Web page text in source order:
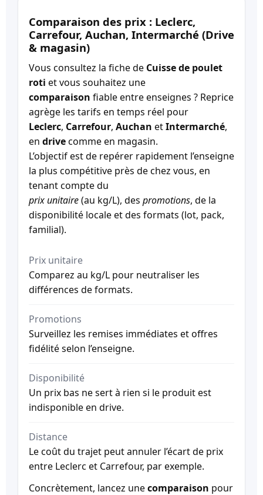
Comparaison des prix : Leclerc,
Carrefour, Auchan, Intermarché (Drive
& magasin)
Vous consultez la fiche de Cuisse de poulet
roti et vous souhaitez une
comparaison fiable entre enseignes ? Reprice
agrège les tarifs en temps réel pour
Leclerc, Carrefour, Auchan etIntermarché,
en drivecomme en magasin.
L’objectif est de repérer rapidement l’enseigne
la plus compétitive près de chez vous, en
tenant compte du
prix unitaire(au kg/L), des promotions, de la
disponibilité locale et des formats (lot, pack,
familial).
Prix unitaire
Comparez au kg/L pour neutraliser les
différences de formats.
Promotions
Surveillez les remises immédiates et offres
fidélité selon l’enseigne.
Disponibilité
Un prix bas ne sert à rien si le produit est
indisponible en drive.
Distance
Le coût du trajet peut annuler l’écart de prix
entre Leclerc et Carrefour, par exemple.
Concrètement, lancez unecomparaison pour